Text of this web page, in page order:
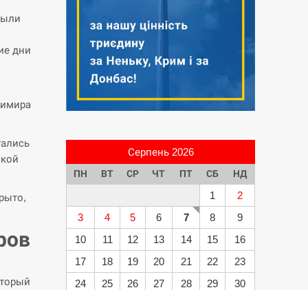
дни
Серпень 2026
ПН ВТ СР ЧТ ПТ СБ НД
1
2
3
4 5 6 7 8
9
10
11 12 13 14 15
16
17
18 19 20 21 22
23
24
25 26 27 28 29
30